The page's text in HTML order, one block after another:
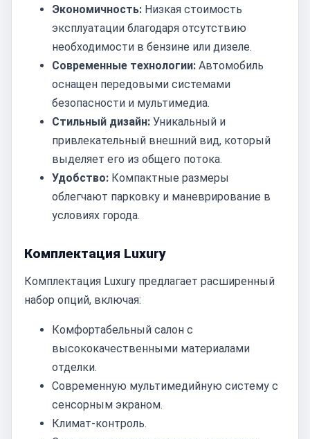
Экономичность: Низкая стоимость
эксплуатации благодаря отсутствию
необходимости в бензине или дизеле.
Современные технологии: Автомобиль
оснащен передовыми системами
безопасности и мультимедиа.
Стильный дизайн: Уникальный и
привлекательный внешний вид, который
выделяет его из общего потока.
Удобство: Компактные размеры
облегчают парковку и маневрирование в
условиях города.
Комплектация Luxury
Комплектация Luxury предлагает расширенный
набор опций, включая:
Комфортабельный салон с
высококачественными материалами
отделки.
Современную мультимедийную систему с
сенсорным экраном.
Климат-контроль.